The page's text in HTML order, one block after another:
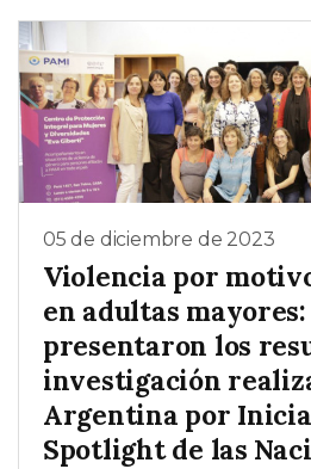
05 de diciembre de 2023
Violencia por
en adultas mayores:
presentaron los
investigación
Argentina por
Spotlight de las